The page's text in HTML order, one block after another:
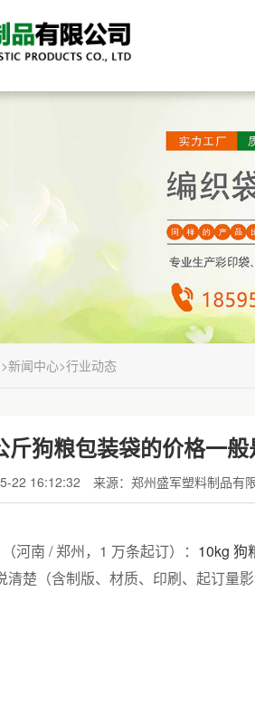
>新闻中心>行业动态
斤狗粮包装袋的价格一般
22 16:12:32 来源：郑州盛军塑料制品有
河南 / 郑州，1 万条起订）： 10kg 狗
清楚（含制版、材质、印刷、起订量影